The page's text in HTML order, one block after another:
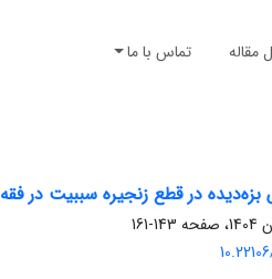
مقاله تماس با ما
در قطع زنجیره سببیت در
143-161